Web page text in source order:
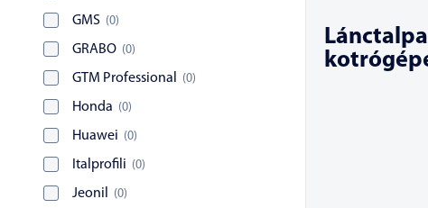
GMS (0)
GRABO (0)
GTM Professional (0)
Honda (0)
Huawei (0)
Italprofili (0)
Jeonil (0)